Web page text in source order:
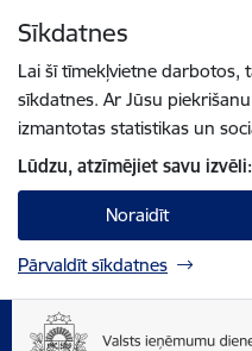
Sīkdatnes
Lai šī tīmekļvietne darbotos,
sīkdatnes. Ar Jūsu
izmantotas statistikas un
Lūdzu, atzīmējiet savu izvēli:
Noraidīt
Pārvaldīt sīkdatnes